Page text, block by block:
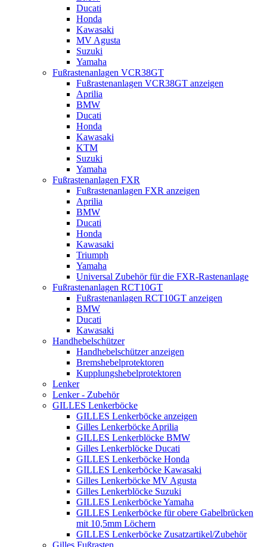
Ducati
Honda
Kawasaki
MV Agusta
Suzuki
Yamaha
Fußrastenanlagen VCR38GT
Fußrastenanlagen VCR38GT anzeigen
Aprilia
BMW
Ducati
Honda
Kawasaki
KTM
Suzuki
Yamaha
Fußrastenanlagen FXR
Fußrastenanlagen FXR anzeigen
Aprilia
BMW
Ducati
Honda
Kawasaki
Triumph
Yamaha
Universal Zubehör für die FXR-Rastenanlage
Fußrastenanlagen RCT10GT
Fußrastenanlagen RCT10GT anzeigen
BMW
Ducati
Kawasaki
Handhebelschützer
Handhebelschützer anzeigen
Bremshebelprotektoren
Kupplungshebelprotektoren
Lenker
Lenker - Zubehör
GILLES Lenkerböcke
GILLES Lenkerböcke anzeigen
Gilles Lenkerböcke Aprilia
GILLES Lenkerblöcke BMW
Gilles Lenkerblöcke Ducati
GILLES Lenkerböcke Honda
GILLES Lenkerböcke Kawasaki
Gilles Lenkerböcke MV Agusta
Gilles Lenkerblöcke Suzuki
GILLES Lenkerböcke Yamaha
GILLES Lenkerböcke für obere Gabelbrücken
mit 10,5mm Löchern
GILLES Lenkerböcke Zusatzartikel/Zubehör
Gilles Fußrasten